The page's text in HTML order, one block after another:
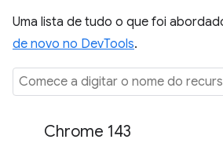
Uma lista de tudo o que foi
de novo no DevTools.
Chrome 143